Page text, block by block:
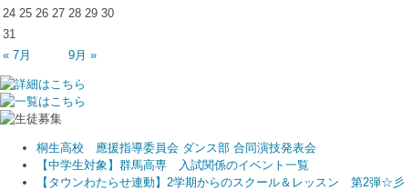
24 25 26 27 28 29 30
31
« 7月
9月 »
桐生高校 應援指導委員会 ダンス部 合同演技発表会
【中学生対象】群馬高専 入試関係のイベント一覧
【タウンわたらせ連動】2学期からのスクール＆レッスン 第2弾☆彡